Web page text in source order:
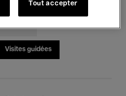
Palace
Visites guidées
Tout accepter